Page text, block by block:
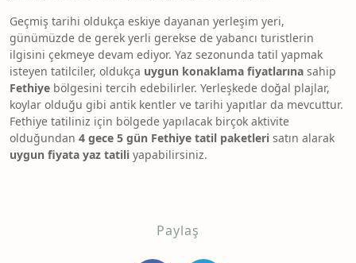
Geçmiş tarihi oldukça eskiye dayanan yerleşim yeri,
günümüzde de gerek yerli gerekse de yabancı turistlerin
ilgisini çekmeye devam ediyor. Yaz sezonunda tatil yapmak
isteyen tatilciler, oldukça uygun konaklama fiyatlarına sahip
Fethiye bölgesini tercih edebilirler. Yerleşkede doğal plajlar,
koylar olduğu gibi antik kentler ve tarihi yapıtlar da mevcuttur.
Fethiye tatiliniz için bölgede yapılacak birçok aktivite
olduğundan 4 gece 5 gün Fethiye tatil paketleri satın alarak
uygun fiyata yaz tatili yapabilirsiniz.
Paylaş